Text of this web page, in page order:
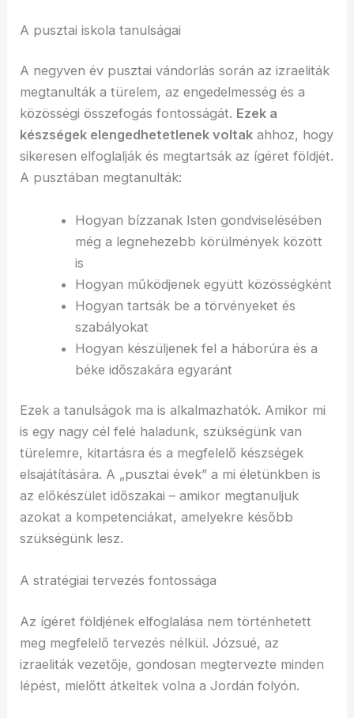
A pusztai iskola tanulságai
A negyven év pusztai vándorlás során az izraeliták
megtanulták a türelem, az engedelmesség és a
közösségi összefogás fontosságát. Ezek a
készségek elengedhetetlenek voltak ahhoz, hogy
sikeresen elfoglalják és megtartsák az ígéret földjét.
A pusztában megtanulták:
Hogyan bízzanak Isten gondviselésében
még a legnehezebb körülmények között
is
Hogyan működjenek együtt közösségként
Hogyan tartsák be a törvényeket és
szabályokat
Hogyan készüljenek fel a háborúra és a
béke időszakára egyaránt
Ezek a tanulságok ma is alkalmazhatók. Amikor mi
is egy nagy cél felé haladunk, szükségünk van
türelemre, kitartásra és a megfelelő készségek
elsajátítására. A „pusztai évek” a mi életünkben is
az előkészület időszakai – amikor megtanuljuk
azokat a kompetenciákat, amelyekre később
szükségünk lesz.
A stratégiai tervezés fontossága
Az ígéret földjének elfoglalása nem történhetett
meg megfelelő tervezés nélkül. Józsué, az
izraeliták vezetője, gondosan megtervezte minden
lépést, mielőtt átkeltek volna a Jordán folyón.